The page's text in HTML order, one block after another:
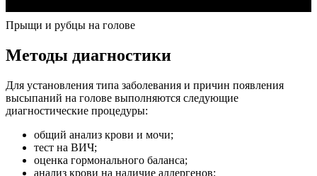
Прыщи и рубцы на голове
Методы диагностики
Для установления типа заболевания и причин появления
высыпаний на голове выполняются следующие
диагностические процедуры:
общий анализ крови и мочи;
тест на ВИЧ;
оценка гормонального баланса;
анализ крови на наличие аллергенов;